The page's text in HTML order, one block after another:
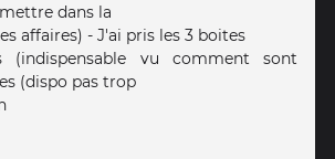
dans la
affaires) - J'ai pris les 3 boites
(indispensable vu comment sont
(dispo pas trop